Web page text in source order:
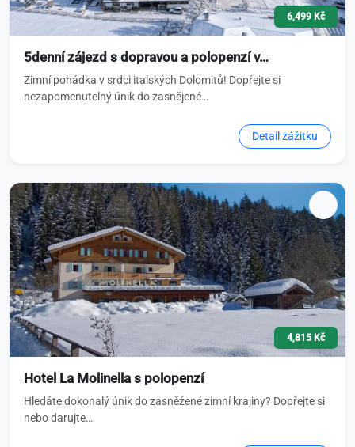
6,499 Kč
5denní zájezd s dopravou a polopenzí v…
Zimní pohádka v srdci italských Dolomitů! Dopřejte si
nezapomenutelný únik do zasnějené…
Detail zážitku
4,815 Kč
Hotel La Molinella s polopenzí
Hledáte dokonalý únik do zasněžené zimní krajiny? Dopřejte si
nebo darujte…